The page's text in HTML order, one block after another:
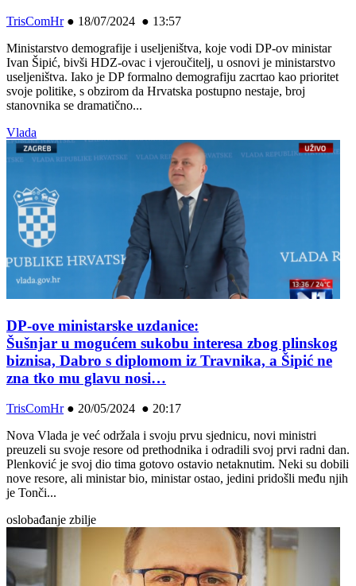
TrisComHr● 18/07/2024 ● 13:57
Ministarstvo demografije i useljeništva, koje vodi DP-ov ministar
Ivan Šipić, bivši HDZ-ovac i vjeroučitelj, u osnovi je ministarstvo
useljeništva. Iako je DP formalno demografiju zacrtao kao prioritet
svoje politike, s obzirom da Hrvatska postupno nestaje, broj
stanovnika se dramatično...
Vlada
DP-ove ministarske uzdanice:
Šušnjar u mogućem sukobu interesa zbog plinskog
biznisa, Dabro s diplomom iz Travnika, a Šipić ne
zna tko mu glavu nosi…
TrisComHr● 20/05/2024 ● 20:17
Nova Vlada je već održala i svoju prvu sjednicu, novi ministri
preuzeli su svoje resore od prethodnika i odradili svoj prvi radni dan.
Plenković je svoj dio tima gotovo ostavio netaknutim. Neki su dobili
nove resore, ali ministar bio, ministar ostao, jedini pridošli među njih
je Tonči...
oslobađanje zbilje